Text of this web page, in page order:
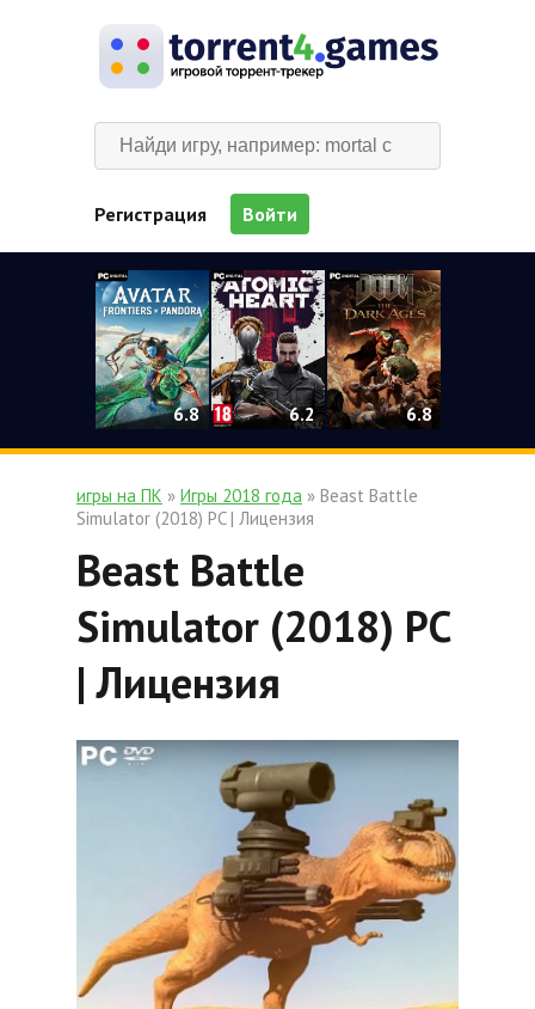
Регистрация Войти
6.8 6.2 6.8
игры на ПК » Игры 2018 года » Beast Battle
Simulator (2018) PC | Лицензия
Beast Battle
Simulator (2018) PC
| Лицензия